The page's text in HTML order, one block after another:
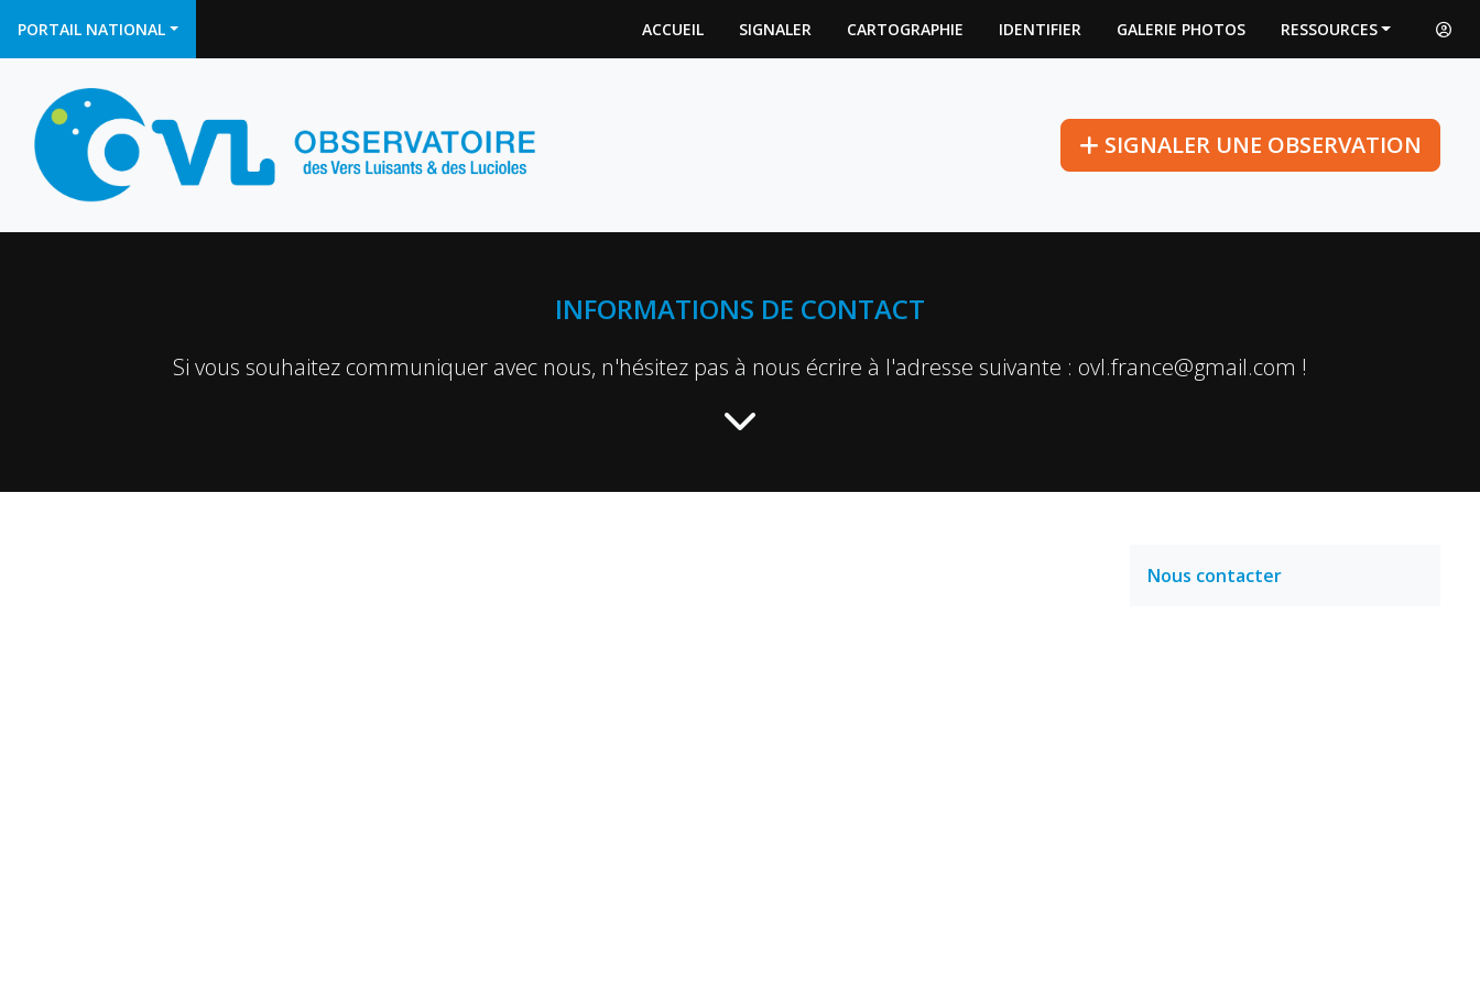
PORTAIL NATIONAL ACCUEIL SIGNALER CARTOGRAPHIE IDENTIFIER GALERIE PHOTOS RESSOURCES
SIGNALER UNE OBSERVATION
INFORMATIONS DE CONTACT
Si vous souhaitez communiquer avec nous, n'hésitez pas à nous écrire à l'adresse suivante : ovl.france@gmail.com !
Nous contacter